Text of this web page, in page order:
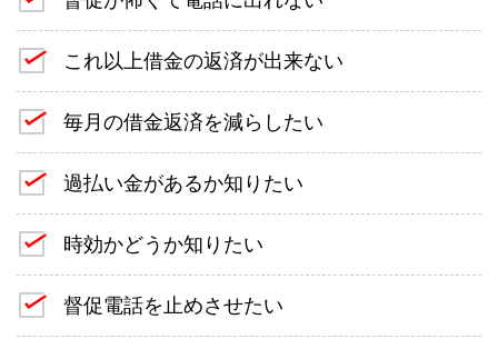
これ以上借金の返済が出来ない
毎月の借金返済を減らしたい
過払い金があるか知りたい
時効かどうか知りたい
督促電話を止めさせたい